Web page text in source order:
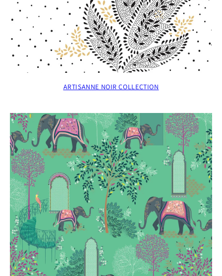
ARTISANNE NOIR COLLECTION